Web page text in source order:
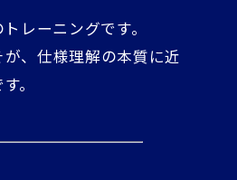
レーニングです。
、仕様理解の本質に近
。